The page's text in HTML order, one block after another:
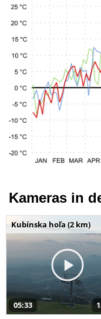
Kameras in
Kubínska hoľa (2 km)
05:33